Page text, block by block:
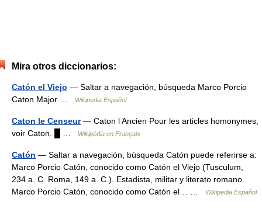
Mira otros diccionarios:
Catón el Viejo — Saltar a navegación, búsqueda Marco Porcio
Caton Major …
Wikipedia Español
Caton le Censeur— Caton l Ancien Pour les articles homonymes,
voir Caton. █ …
Wikipédia en Français
Catón — Saltar a navegación, búsqueda Catón puede referirse a:
Marco Porcio Catón, conocido como Catón el Viejo (Tusculum,
234 a. C. Roma, 149 a. C.). Estadista, militar y literato romano.
Marco Porcio Catón, conocido como Catón el… …
Wikipedia Español